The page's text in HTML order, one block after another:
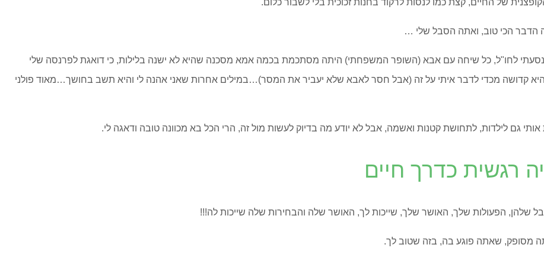
של החיים, קצת כמו לנסות לרקוד בחנות זכוכית בלי לשבור כלום.
הכי טוב, ואתה הסבל שלי …
לחו"ל, כל שיחה עם אבא (השופר המשפחתי) היתה מסתכמת בכמה אמא מסכנה שהיא לא ישנה בלילות, כי דואגת לפרנסה שלי
היא קדושה מכדי לדבר איתי על זה (אבל חסר לאבא שלא יעביר את המסר)…במילים אחרות שאני אהנה לי והיא תשב בחושך…מאוד פולני
גם לילדות, לתחושת קטנות ואשמה, אבל לא יודע מה בדיוק לעשות מול זה, הרי הכל בא מכוונה טובה ודאגה לי.
רגשית כדרך חיים
שלהן, הפעולות שלך, האושר שלך, שייכות לך, האושר שלה והבחירות שלה שייכות לה!!!
מסופק, שאתה פוגע בה, בזה שטוב לך.